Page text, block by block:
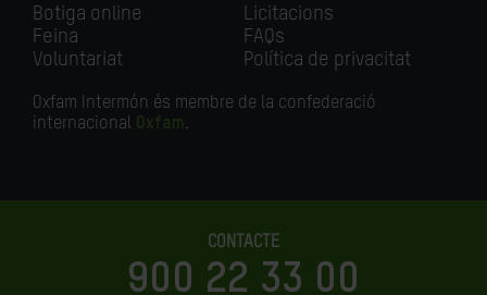
Botiga online
Feina
Voluntariat
Licitacions
FAQs
Política de privacitat
Oxfam Intermón és membre de la confederació
internacional Oxfam.
CONTACTE
900 22 33 00